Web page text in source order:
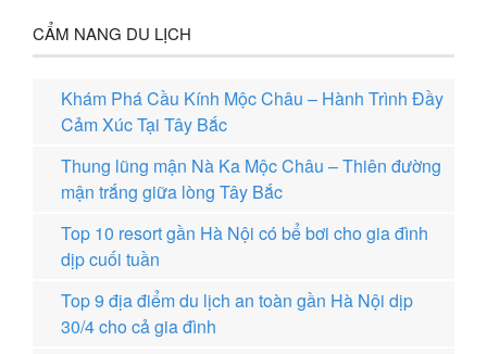
CẨM NANG DU LỊCH
Khám Phá Cầu Kính Mộc Châu – Hành Trình Đầy
Cảm Xúc Tại Tây Bắc
Thung lũng mận Nà Ka Mộc Châu – Thiên đường
mận trắng giữa lòng Tây Bắc
Top 10 resort gần Hà Nội có bể bơi cho gia đình
dịp cuối tuần
Top 9 địa điểm du lịch an toàn gần Hà Nội dịp
30/4 cho cả gia đình